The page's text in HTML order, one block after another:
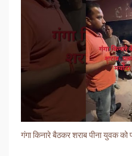
गंगा किनारे बैठकर शराब पीना युवक को